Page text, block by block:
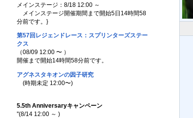
メインステージ：8/18 12:00 ～
メインステージ開催期間まで開始5日14時間58
分前です。 }
第57回レジェンドレース：スプリンターズステー
クス
（08/09 12:00 〜 ）
開催まで開始14時間58分前です。
アグネスタキオンの因子研究
(時期未定 12:00〜)
5.5th Anniversaryキャンペーン
''(8/14 12:00 ～ )